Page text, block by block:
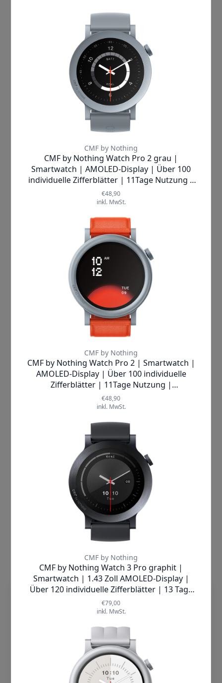
bis zu 670 Nits sorgt dafür, dass Sie
auch bei direktem Sonnenlicht
jederzeit alle Informationen klar
erkennen können. So behalten Sie Ihre
Fitnessziele, Benachrichtigungen und
Gesundheitsdaten stets im Blick – ohne
Kompromisse.
Uhr Ihr Handgelenk ziert und mit
120 individuell anpassbaren
Zifferblättern
Ihre Persönlichkeit
perfekt unterstreicht. Ob dynamisch,
interaktiv oder klassisch statisch – die
Watch 3 Pro passt sich Ihrem Stil und
Ihren Bedürfnissen an und macht
jeden Moment zu etwas Besonderem.
Dabei verbindet sie auf einzigartige
Weise modernste Technologie mit
sowohl im Alltag als auch beim Sport
ein echter Hingucker ist.
Was die CMF by Nothing Watch 3 Pro
wirklich auszeichnet, sind ihre
intelligenteSmart Movement
Algorithmerkennt automatisch
sieben verschiedene Sportarten
unterstützt Sie in insgesamt 31
Sportmodi dabei, Ihre Leistung präzise
zu analysieren und zu verbessern. Die
umfassende Gesundheitsüberwachung
umfasst eine 24-Stunden-
Herzfrequenzmessung inklusive
Ruhepuls, Herzfrequenz beim Training
sowie Erinnerungen zur
Herzfrequenzkontrolle. Zusätzlich
überwacht die Uhr Ihren
Blutsauerstoffgehalt (SpO₂), analysiert
Ihren Schlaf mit erweiterten
Funktionen, erkennt Stresslevel und
liefert physiologische Daten speziell
zur Frauengesundheit.
Erinnerungssysteme für Trinken und
Aufstehen sorgen dafür, dass Sie sich
auch in hektischen Zeiten gut um sich
selbst kümmern.
dieTechnik.de nutzt Cookies, damit wir
unsere Seiten sicher und zuverlässig
relevanter Inhalte und personalisierter
Werbung auf unseren Seiten verbessern
können. Mit Klick auf „Cookies
akzeptieren“ willigst Du zum einen in die